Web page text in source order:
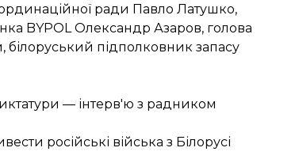
ради Павло Латушко,
BYPOL Олександр Азаров, голова
білоруський підполковник запасу
— інтерв'ю з радником
російські війська з Білорусі